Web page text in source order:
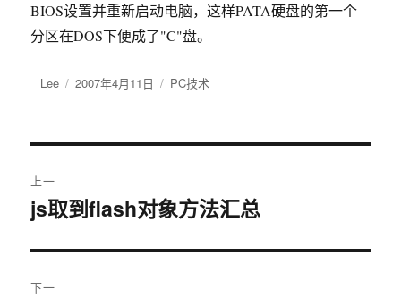
BIOS设置并重新启动电脑，这样PATA硬盘的第一个
分区在DOS下便成了"C"盘。
作
Lee
发
2007年4月11日
分
PC技术
章
航
上一
上
文
章：
js取到flash对象方法汇总
下一